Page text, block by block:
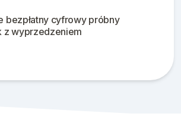
bezpłatny cyfrowy próbny
z wyprzedzeniem